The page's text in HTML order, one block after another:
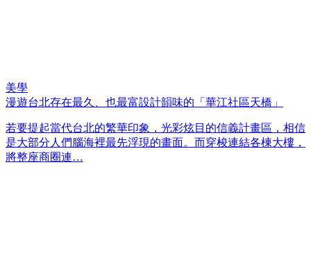
美學
漫遊台北存在最久、也最富設計韻味的「華江社區天橋」
若要提起當代台北的繁華印象，光彩炫目的信義計畫區，相信
是大部分人們腦海裡最先浮現的畫面。而穿梭連結各棟大樓，
將整座商圈連…